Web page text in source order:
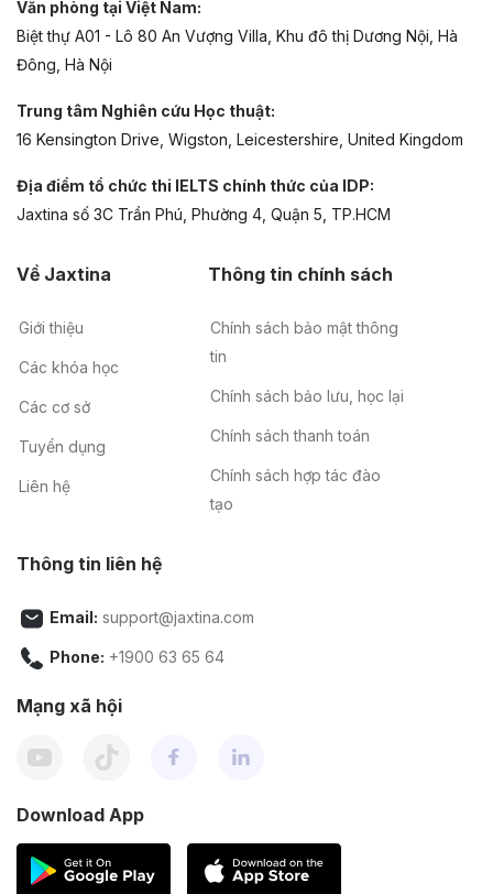
Văn phòng tại Việt Nam:
Biệt thự A01 - Lô 80 An Vượng Villa, Khu đô thị Dương Nội, Hà
Đông, Hà Nội
Trung tâm Nghiên cứu Học thuật:
16 Kensington Drive, Wigston, Leicestershire, United Kingdom
Địa điểm tổ chức thi IELTS chính thức của IDP:
Jaxtina số 3C Trần Phú, Phường 4, Quận 5, TP.HCM
Về Jaxtina
Giới thiệu
Các khóa học
Các cơ sở
Tuyển dụng
Liên hệ
Thông tin chính sách
Chính sách bảo mật thông
tin
Chính sách bảo lưu, học lại
Chính sách thanh toán
Chính sách hợp tác đào
tạo
Thông tin liên hệ
Email: support@jaxtina.com
Phone: +1900 63 65 64
Mạng xã hội
Download App